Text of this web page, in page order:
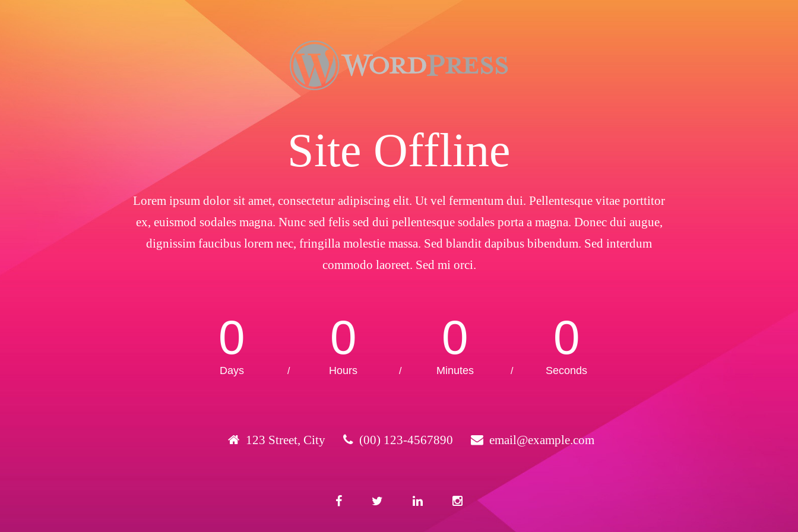
Site Offline
Lorem ipsum dolor sit amet, consectetur adipiscing elit. Ut vel fermentum dui. Pellentesque vitae porttitor
ex, euismod sodales magna. Nunc sed felis sed dui pellentesque sodales porta a magna. Donec dui augue,
dignissim faucibus lorem nec, fringilla molestie massa. Sed blandit dapibus bibendum. Sed interdum
commodo laoreet. Sed mi orci.
0
Days /
0
Hours /
0
Minutes /
0
Seconds
123 Street, City (00) 123-4567890 email@example.com